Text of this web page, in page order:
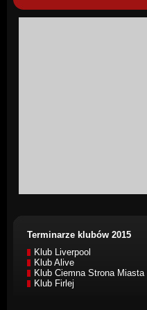
Terminarze klubów 2015
Klub Liverpool
Klub Alive
Klub Ciemna Strona Miasta
Klub Firlej